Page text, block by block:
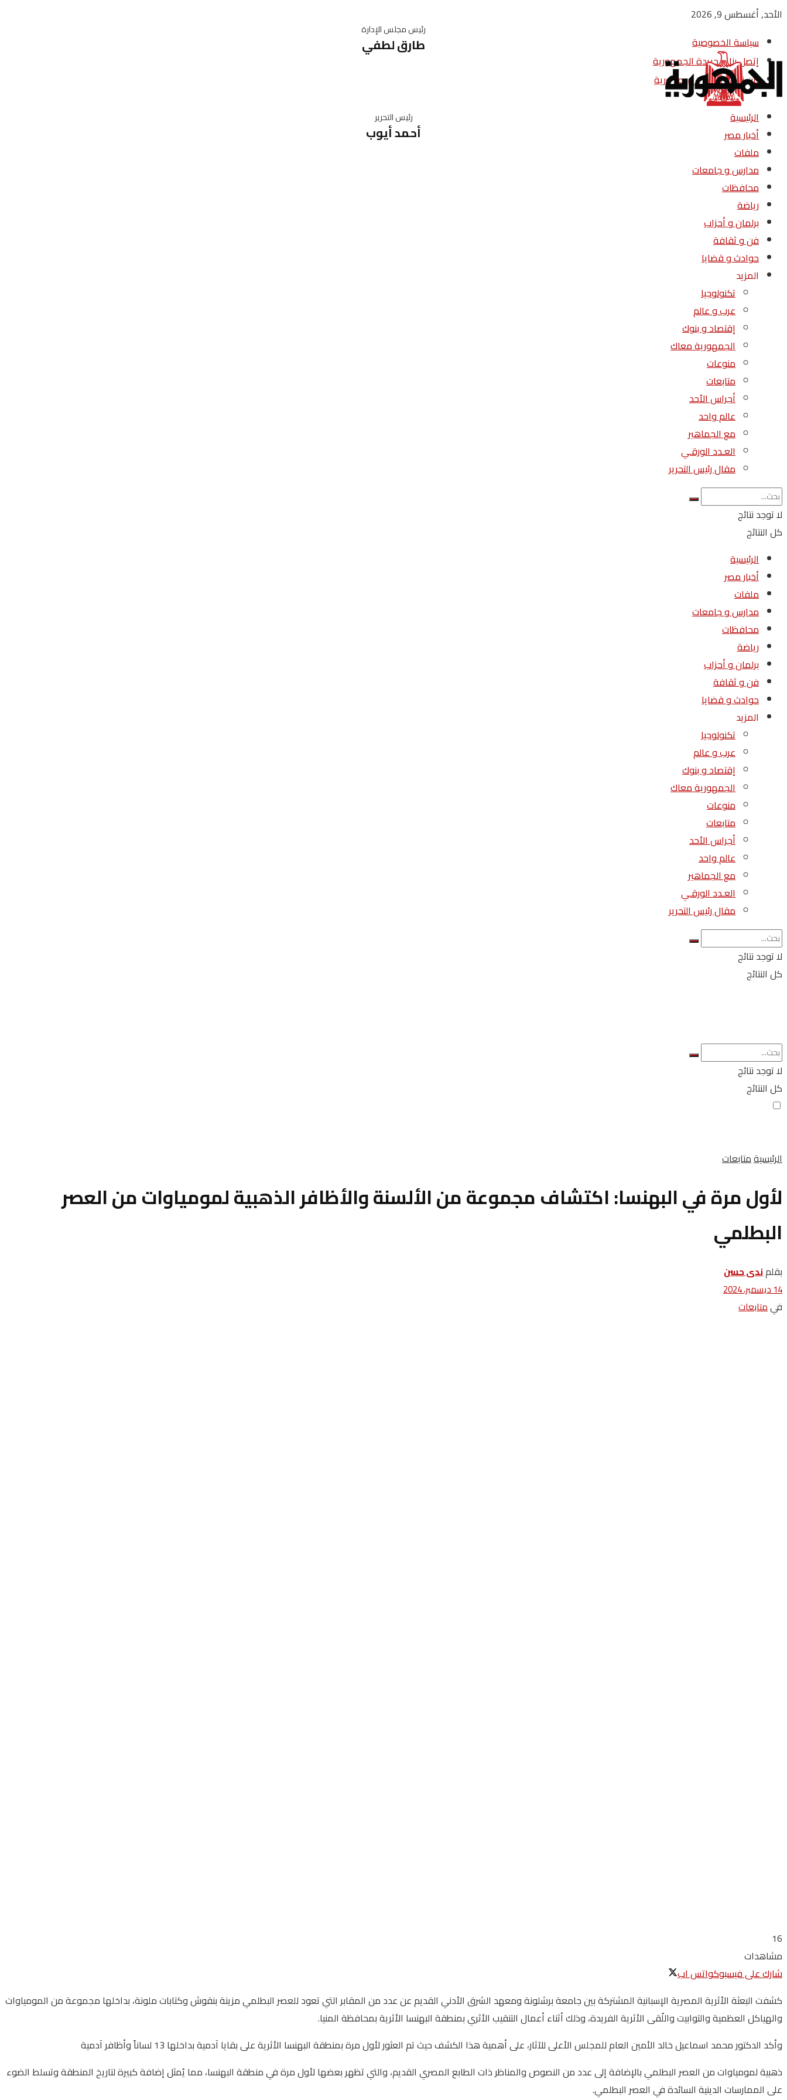
الأحد, أغسطس 9, 2026
سياسة الخصوصية
إتصل بنا – جريدة الجمهورية
من نحن – جريدة الجمهورية
رئيس مجلس الإدارة
طارق لطفي
رئيس التحرير
أحمد أيوب
الرئيسية
أخبار مصر
ملفات
مدارس و جامعات
محافظات
رياضة
برلمان و أحزاب
فن و ثقافة
حوادث و قضايا
المزيد
تكنولوجيا
عرب و عالم
إقتصاد و بنوك
الجمهورية معاك
منوعات
متابعات
أجراس الأحد
عالم واحد
مع الجماهير
العـدد الورقـي
مقال رئيس التحرير
لا توجد نتائج
كل النتائج
الرئيسية
أخبار مصر
ملفات
مدارس و جامعات
محافظات
رياضة
برلمان و أحزاب
فن و ثقافة
حوادث و قضايا
المزيد
تكنولوجيا
عرب و عالم
إقتصاد و بنوك
الجمهورية معاك
منوعات
متابعات
أجراس الأحد
عالم واحد
مع الجماهير
العـدد الورقـي
مقال رئيس التحرير
لا توجد نتائج
كل النتائج
لا توجد نتائج
كل النتائج
الرئيسيةمتابعات
لأول مرة في البهنسا: اكتشاف مجموعة من الألسنة والأظافر الذهبية لمومياوات من العصر
البطلمي
بقلمندى حسن
14 ديسمبر، 2024
فيمتابعات
16
مشاهدات
شارك على فيسبوكواتس اب
كشفت البعثة الأثرية المصرية الإسبانية المشتركة بين جامعة برشلونة ومعهد الشرق الأدني القديم عن عدد من المقابر التي تعود للعصر البطلمي مزينة بنقوش وكتابات ملونة، بداخلها مجموعة من المومياوات
والهياكل العظمية والتوابيت واللُقى الأثرية الفريدة، وذلك أثناء أعمال التنقيب الأثري بمنطقة البهنسا الأثرية بمحافظة المنيا.
وأكد الدكتور محمد اسماعيل خالد الأمين العام للمجلس الأعلى للآثار، على أهمية هذا الكشف حيث تم العثور لأول مرة بمنطقة البهنسا الأثرية على بقايا آدمية بداخلها 13 لساناً وأظافر آدمية
ذهبية لمومياوات من العصر البطلمي بالإضافة إلى عدد من النصوص والمناظر ذات الطابع المصري القديم، والتي تظهر بعضها لأول مرة في منطقة البهنسا، مما يُمثل إضافة كبيرة لتاريخ المنطقة وتسلط الضوء
على الممارسات الدينية السائدة في العصر البطلمي.